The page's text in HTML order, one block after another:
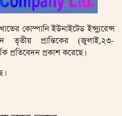
কোম্পানি ইউনাইটেড ইন্স্যুরেন্স
তৃতীয় প্রান্তিকের (জুলাই,২৩-
প্রতিবেদন প্রকাশ করেছে।